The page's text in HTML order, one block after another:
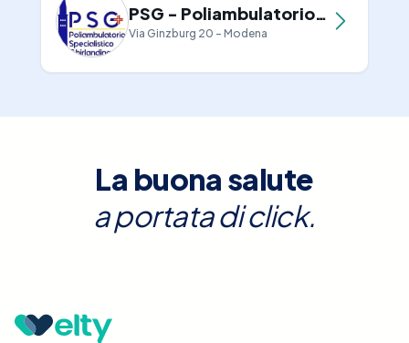
PSG - Poliambulatorio Specialistico Ghirlandina
Via Ginzburg 20 - Modena
La buona salute
a portata di click.